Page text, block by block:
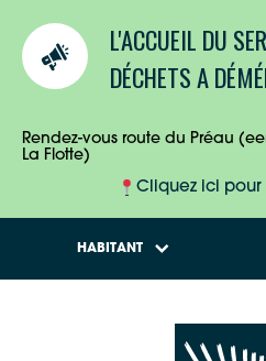
L'ACCUEIL DU
DÉCHETS A
Rendez-vous route du Préau
La Flotte)
Cliquez ici pour
HABITANT
ENTREPRISES